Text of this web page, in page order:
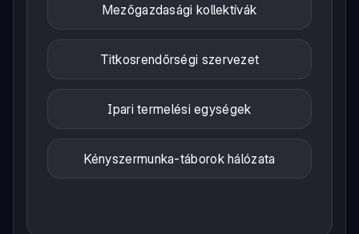
Mezőgazdasági kollektívák
Titkosrendőrségi szervezet
Ipari termelési egységek
Kényszermunka-táborok hálózata